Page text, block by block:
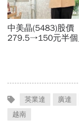
中美晶(5483)股價
279.5→150元半個
英業達 廣達
越南